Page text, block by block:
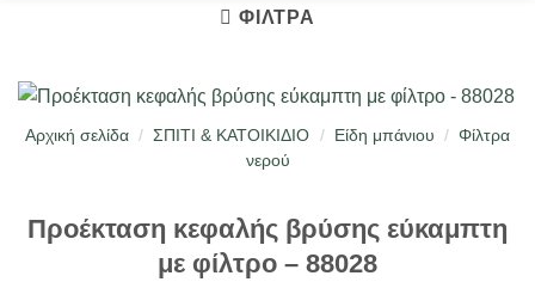
ΦΙΛΤΡΑ
Αρχική σελίδα / ΣΠΙΤΙ & ΚΑΤΟΙΚΙΔΙΟ / Είδη μπάνιου / Φίλτρα
νερού
Προέκταση κεφαλής βρύσης εύκαμπτη
με φίλτρο – 88028